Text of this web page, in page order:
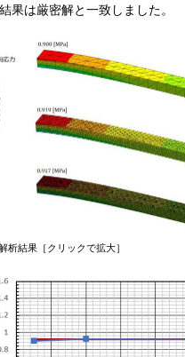
果は厳密解と一致しました。
析結果［クリックで拡大］